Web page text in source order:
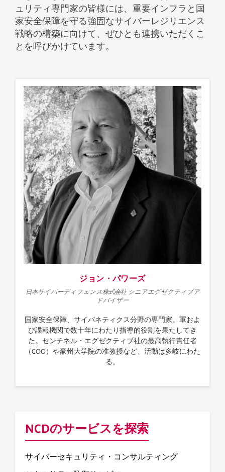
ュリティ専門家の皆様には、重要インフラと国
家安全保障を守る強固なサイバーレジリエンス
戦略の構築に向けて、ぜひとも連携いただくこ
とを呼びかけています。
ジョン・パワーズ
日本サイバーディフェンス株式会社 シニアエグゼクティブア
ドバイザー
国家安全保障、サイバネティクス分野の専門家。軍およ
び諜報機関で数十年にわたり指導的役割を果たしてき
た。センチネル・エグゼクティブ社の最高執行責任者
（COO）や豪州大学院の准教授など、活動は多岐にわた
る。
NCDのサービスを探索
サイバーセキュリティ・コンサルティング